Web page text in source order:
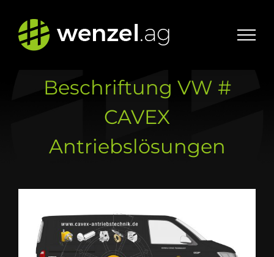
Inhalt
springen
Beschriftung VW #
CAVEX
Antriebslösungen